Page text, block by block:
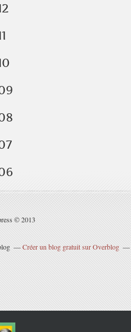
© 2013
Créer un blog gratuit sur Overblog